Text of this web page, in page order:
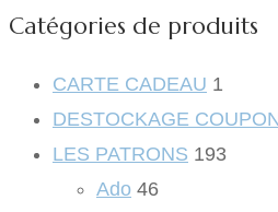
Catégories de produits
CARTE CADEAU 1
DESTOCKAGE
LES PATRONS 193
Ado 46